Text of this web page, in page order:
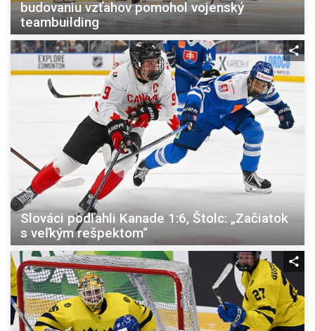
budovaniu vzťahov pomohol vojenský
teambuilding
Slováci podľahli Kanade 1:6, Štolc: „Začiatok
s veľkým rešpektom“